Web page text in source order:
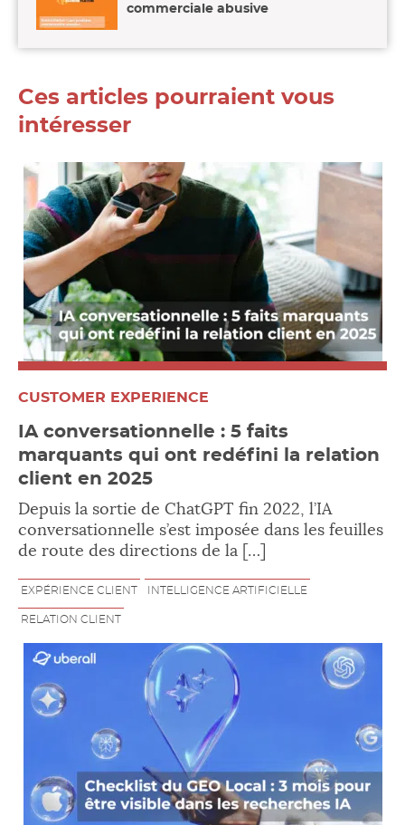
commerciale abusive
Ces articles pourraient vous
intéresser
CUSTOMER EXPERIENCE
IA conversationnelle : 5 faits
marquants qui ont redéfini la relation
client en 2025
Depuis la sortie de ChatGPT fin 2022, l’IA
conversationnelle s’est imposée dans les feuilles
de route des directions de la […]
EXPÉRIENCE CLIENT INTELLIGENCE ARTIFICIELLE
RELATION CLIENT